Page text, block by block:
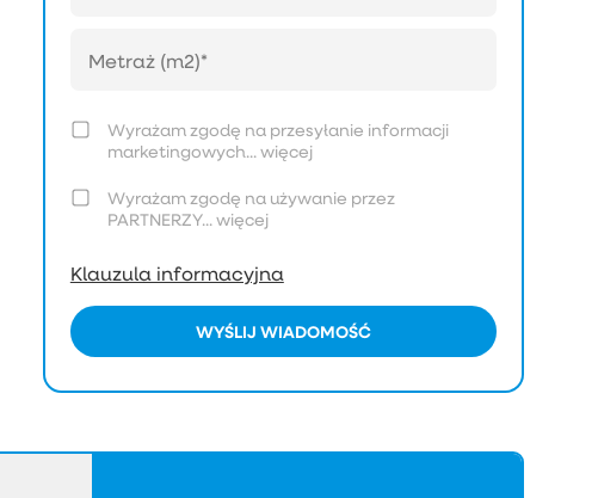
Wyrażam zgodę na przesyłanie informacji
marketingowych...więcej
Wyrażam zgodę na używanie przez
PARTNERZY...więcej
Klauzula informacyjna
WYŚLIJ WIADOMOŚĆ